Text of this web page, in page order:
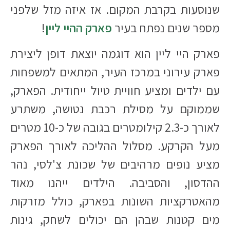
שנוסעות בקרבת המקום. אז איזה מזל שלפני
מספר שנים נפתח בעיר פארק ההיי ליין!
פארק היי ליין הוא דוגמה יוצאת דופן ליצירת
פארק עירוני במרכז העיר, המתאים למשפחות
עם ילדים ומציע חוויית טיול ייחודית. הפארק,
שממוקם על מסילת רכבת נטושה, משתרע
לאורך כ-2.3 קילומטרים בגובה של כ-10 מטרים
מעל הקרקע. מסלול ההליכה לאורך הפארק
מציע נופים מרהיבים של שכונת צ'לסי, נהר
ההדסון, והסביבה. הילדים ייהנו מאוד
מהאטרקציות השונות בפארק, כולל מזרקות
מים קטנות שבהן הם יכולים לשחק, גינות